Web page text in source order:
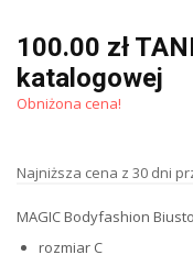
100.00 zł
katalogowej
Obniżona cena!
Najniższa cena z 30 dni
MAGIC Bodyfashion
rozmiar C